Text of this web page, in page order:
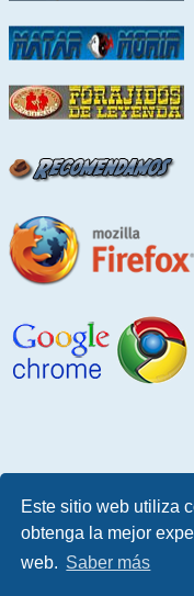
Este sitio web utiliza
obtenga la mejor
web. Saber más